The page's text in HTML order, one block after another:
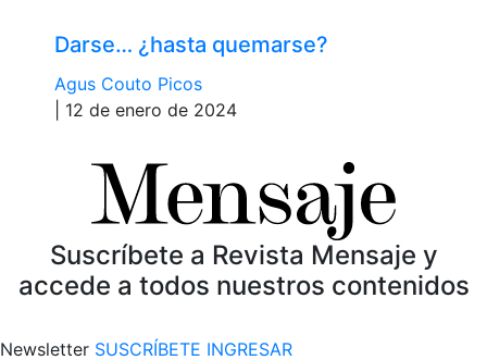
Darse… ¿hasta quemarse?
Agus Couto Picos
| 12 de enero de 2024
Suscríbete a Revista Mensaje y
accede a todos nuestros contenidos
Newsletter SUSCRÍBETE INGRESAR